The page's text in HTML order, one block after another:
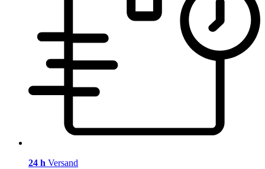
24 h Versand